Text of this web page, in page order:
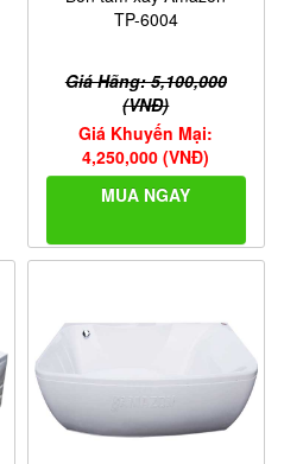
TP-6004
Giá Hãng: 5,100,000
(VNĐ)
Giá Khuyến Mại:
4,250,000 (VNĐ)
MUA NGAY